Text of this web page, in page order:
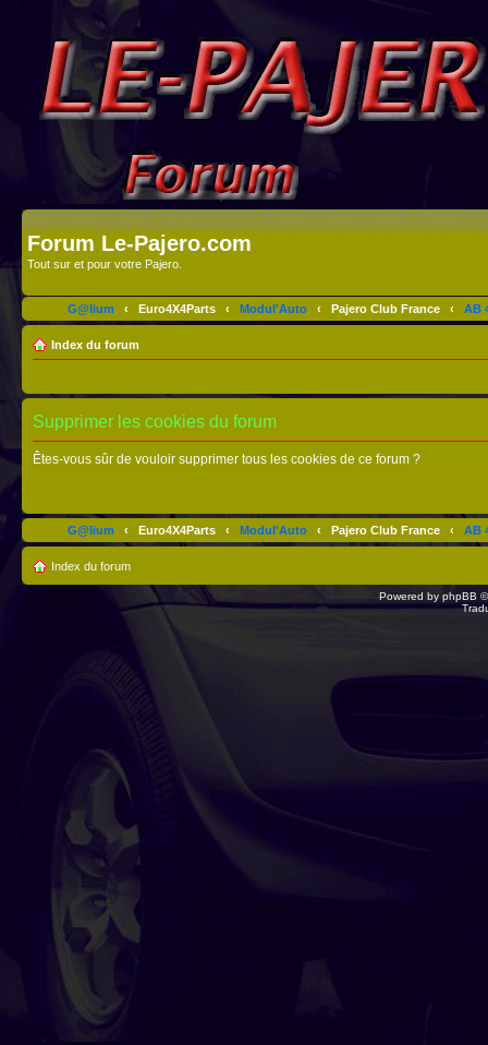
Forum Le-Pajero.com
Tout sur et pour votre Pajero.
G@lium ‹ Euro4X4Parts ‹ Modul'Auto ‹ Pajero Club France ‹ AB
Index du forum
Supprimer les cookies du forum
Êtes-vous sûr de vouloir supprimer tous les cookies de ce forum ?
G@lium ‹ Euro4X4Parts ‹ Modul'Auto ‹ Pajero Club France ‹ AB
Index du forum
Powered by phpBB